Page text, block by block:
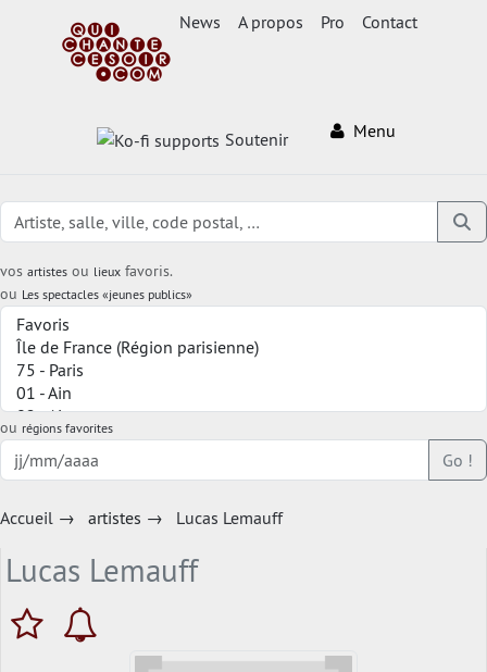
News A propos Pro Contact
Soutenir Menu
vos artistes ou lieux favoris.
ou Les spectacles «jeunes publics»
ou régions favorites
Go !
Accueil → artistes → Lucas Lemauff
Lucas Lemauff